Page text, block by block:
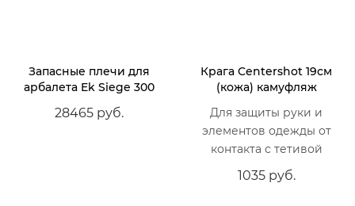
Запасные плечи для
арбалета Ek Siege 300
28465 руб.
Крага Centershot 19см
(кожа) камуфляж
Для защиты руки и
элементов одежды от
контакта с тетивой
1035 руб.